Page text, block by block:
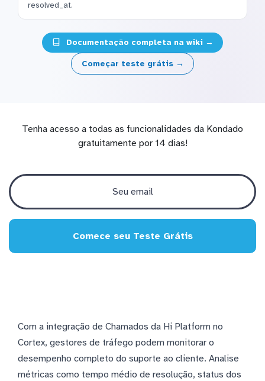
resolved_at.
Documentação completa na wiki →
Começar teste grátis →
Tenha acesso a todas as funcionalidades da Kondado
gratuitamente por 14 dias!
Comece seu Teste Grátis
Com a integração de Chamados da Hi Platform no
Cortex, gestores de tráfego podem monitorar o
desempenho completo do suporte ao cliente. Analise
métricas como tempo médio de resolução, status dos